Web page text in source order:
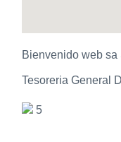
Bienvenido web
Tesoreria General
5